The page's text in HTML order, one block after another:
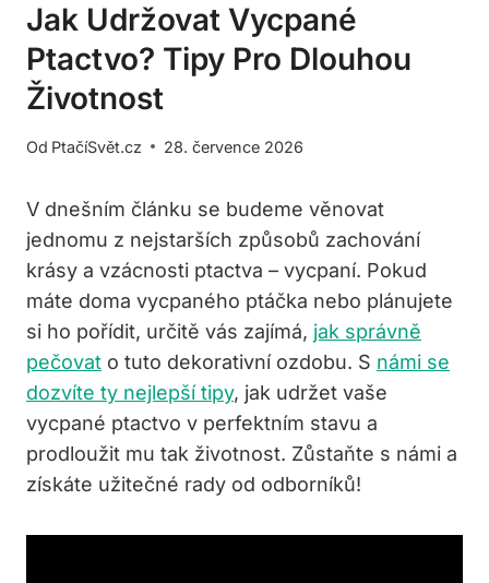
Jak Udržovat Vycpané
Ptactvo? Tipy Pro Dlouhou
Životnost
Od PtačíSvět.cz 28. července 2026
V dnešním článku se budeme věnovat
jednomu z nejstarších způsobů zachování
krásy a vzácnosti ptactva – vycpaní. Pokud
máte doma vycpaného ptáčka nebo plánujete
si ho pořídit, určitě vás zajímá, jak správně
pečovat o tuto dekorativní ozdobu. S námi se
dozvíte ty nejlepší tipy, jak udržet vaše
vycpané ptactvo v perfektním stavu a
prodloužit mu tak životnost. Zůstaňte s námi a
získáte užitečné rady od odborníků!